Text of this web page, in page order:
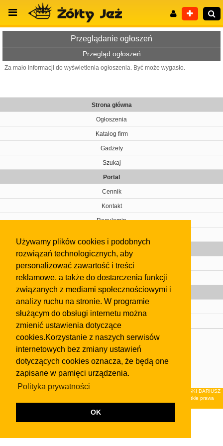
Używamy plików cookies i podobnych
rozwiązań technologicznych, aby
personalizować zawartość i treści
reklamowe, a także do dostarczenia funkcji
związanych z mediami społecznościowymi i
analizy ruchu na stronie. W programie
służącym do obsługi internetu można
zmienić ustawienia dotyczące
cookies.Korzystanie z naszych serwisów
internetowych bez zmiany ustawień
dotyczących cookies oznacza, że będą one
zapisane w pamięci urządzenia.
Polityka prywatności
OK
Przeglądanie ogłoszeń
Przegląd ogłoszeń
Za mało informacji do wyświetlenia ogłoszenia. Być może wygasło.
Strona główna
Ogłoszenia
Katalog firm
Gadżety
Szukaj
Portal
Cennik
Kontakt
Regulamin
Gazeta
Olkusz
Kontakt
Strefa dla biznesu
Biura nieruchomości
Dealerzy i autokomisy
Skontaktuj się z nami
regulaminuiPolityki Prywatności.
Klauzula FB
© 2026Wydawnictwo NEON sp. z o.o. (dawniej: FIRMA NEON MAREK KLUCZEWSKI DARIUSZ
KRAWCZYK s.c.) z siedzibą w Olkuszu, ul.Żuradzka 15, 32-300 Olkusz . Wszystkie prawa